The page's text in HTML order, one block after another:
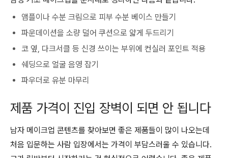
앰플이나 수분 크림으로 피부 수분 베이스 만들기
파운데이션을 소량 덜어 쿠션으로 얇게 두드리기
코 옆, 다크서클 등 신경 쓰이는 부위에 컨실러 포인트 적용
쉐딩으로 얼굴 음영 잡기
파우더로 유분 마무리
제품 가격이 진입 장벽이 되면 안 됩니다
남자 메이크업 콘텐츠를 찾아보면 좋은 제품들이 많이 나오는데
처음 입문하는 사람 입장에서는 가격이 부담스러울 수 있습니다.